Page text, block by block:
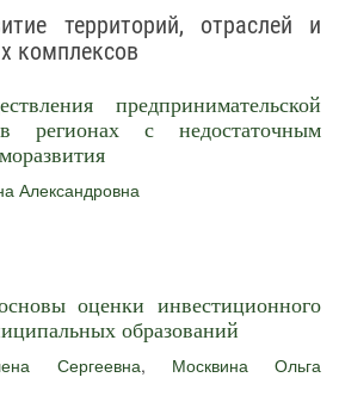
территорий, отраслей и
комплексов
предпринимательской
в регионах с недостаточным
Александровна
оценки инвестиционного
образований
Сергеевна, Москвина Ольга